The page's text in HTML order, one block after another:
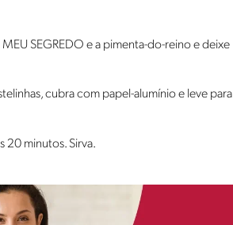
SEGREDO e a pimenta-do-reino e deixe
cubra com papel-alumínio e leve para
20 minutos. Sirva.